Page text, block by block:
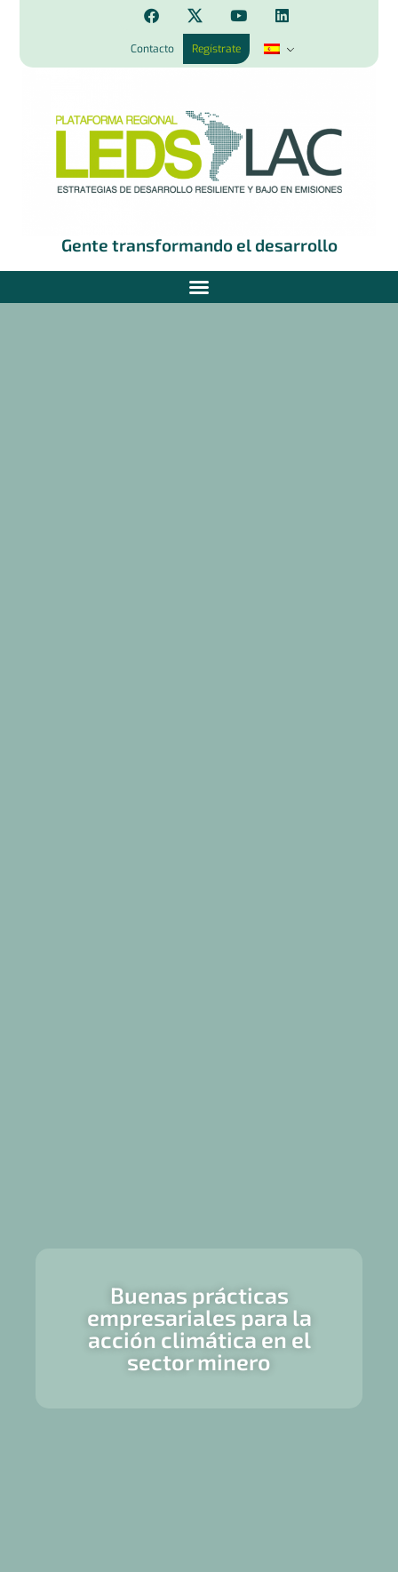
Contacto Regístrate
Gente transformando el desarrollo
Buenas prácticas
empresariales para la
acción climática en el
sector minero